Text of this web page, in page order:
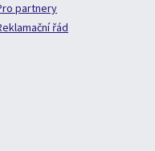
partnery
řád